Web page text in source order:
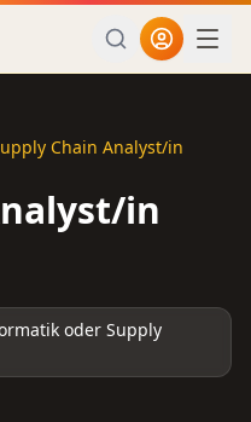
Chain Analyst/in
in
oder Supply